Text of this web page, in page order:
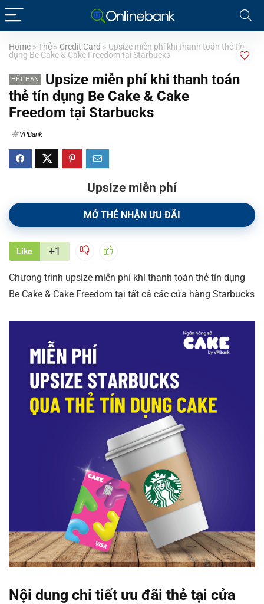
Home » Thẻ » Credit Card » Upsize miễn phí khi thanh toán thẻ tín
dụng Be Cake & Cake Freedom tại Starbucks
HẾT HẠN
Upsize miễn phí khi thanh toán
thẻ tín dụng Be Cake & Cake
Freedom tại Starbucks
VPBank
Upsize miễn phí
MỞ THẺ NHẬN ƯU ĐÃI
Like +1
Chương trình upsize miễn phí khi thanh toán thẻ tín dụng
Be Cake & Cake Freedom tại tất cả các cửa hàng Starbucks
Nội dung chi tiết ưu đãi thẻ tại cửa